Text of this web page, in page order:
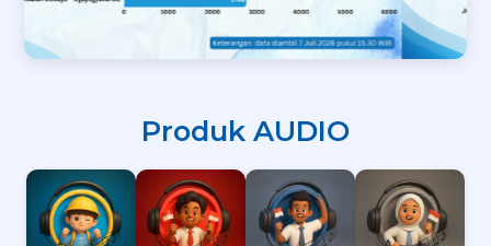
Produk AUDIO